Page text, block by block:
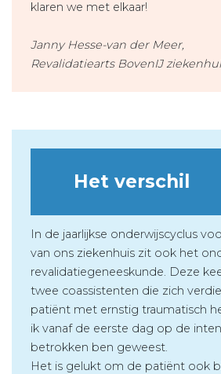
klaren we met elkaar!
Janny Hesse-van der Meer,
Revalidatiearts BovenIJ
Het verschil
In de jaarlijkse onderwijscyclus
van ons ziekenhuis zit ook het
revalidatiegeneeskunde. Deze
twee coassistenten die zich
patiënt met ernstig traumatisch
ik vanaf de eerste dag op de
betrokken ben geweest.
Het is gelukt om de patiënt ook